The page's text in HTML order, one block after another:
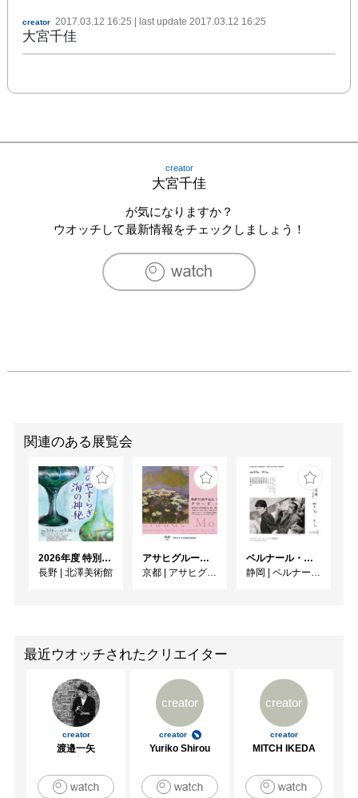
creator 2017.03.12 16:25 | last update 2017.03.12 16:25
大宮千佳
creator
大宮千佳
が気になりますか？
ウオッチして最新情報をチェックしましょう！
関連のある展覧会
2026年度 特別展「ガレとドーム、アール･ヌーヴォーのガラス 水辺のやすらぎ、海の神秘」
長野 | 北澤美術館
アサヒグループ大山崎山荘美術館 開館30周年記念展「没後100年 クロード・モネ」
京都 | アサヒグループ大山崎山荘美術館
ベルナール・ビュフェと写真 ーカメラがとらえたビュフェとその時代、そして21 世紀へ
静岡 | ベルナール・ビュフェ美術館
最近ウオッチされたクリエイター
creator
渡邉一矢
creator
creator
Yuriko Shirou
creator
creator
MITCH IKEDA